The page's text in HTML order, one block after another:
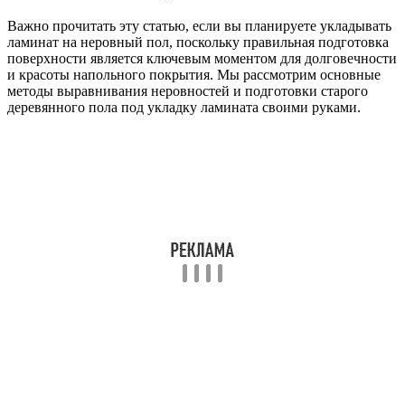
Важно прочитать эту статью, если вы планируете укладывать
ламинат на неровный пол, поскольку правильная подготовка
поверхности является ключевым моментом для долговечности
и красоты напольного покрытия. Мы рассмотрим основные
методы выравнивания неровностей и подготовки старого
деревянного пола под укладку ламината своими руками.